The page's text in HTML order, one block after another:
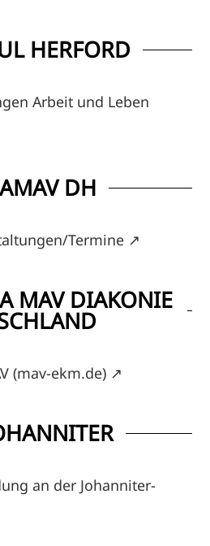
HERFORD
Arbeit und Leben
DH
Termine ↗
MAV DIAKONIE
(mav-ekm.de) ↗
an der Johanniter-